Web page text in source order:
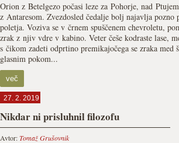
Orion z Betelgezo počasi leze za Pohorje, nad
z Antaresom. Zvezdosled čedalje bolj najavlja pozno
poletja. Voziva se v črnem spuščenem chevroletu,
zrak z njiv vdre v kabino. Veter češe kodraste lase,
s čikom zadeti odprtino premikajočega se zraka
glasnim pokom...
več
27. 2. 2019
Nikdar ni prisluhnil filozofu
Avtor:Tomaž Grušovnik